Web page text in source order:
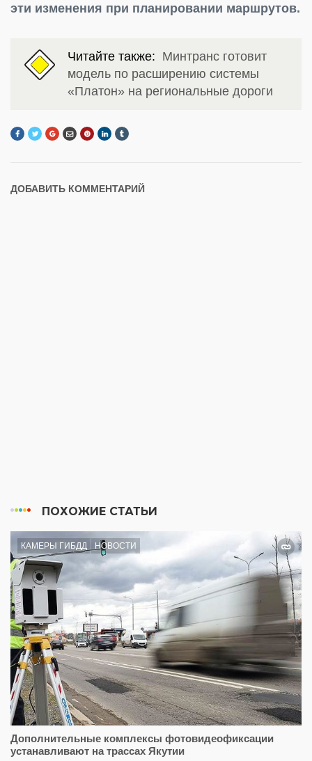
эти изменения при планировании маршрутов.
Читайте также: Минтранс готовит
модель по расширению системы
«Платон» на региональные дороги
ДОБАВИТЬ КОММЕНТАРИЙ
ПОХОЖИЕ СТАТЬИ
КАМЕРЫ ГИБДД НОВОСТИ
Дополнительные комплексы фотовидеофиксации
устанавливают на трассах Якутии